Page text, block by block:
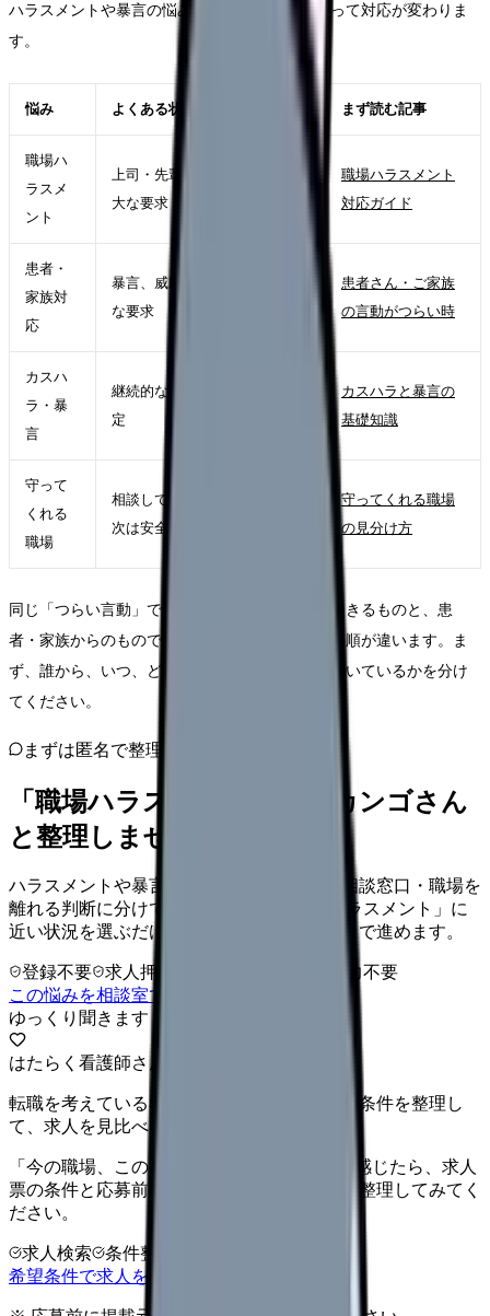
ハラスメントや暴言の悩みは、相手と場面によって対応が変わりま
す。
悩み よくある状態 まず読む記事
職場ハ
ラスメ
ント
上司・先輩の暴言、無視、過
大な要求
職場ハラスメント
対応ガイド
患者・
家族対
応
暴言、威圧的な言動、理不尽
な要求
患者さん・ご家族
の言動がつらい時
カスハ
ラ・暴
言
継続的な要求、威圧、人格否
定
カスハラと暴言の
基礎知識
守って
くれる
職場
相談しても動いてくれない、
次は安全な職場を選びたい
守ってくれる職場
の見分け方
同じ「つらい言動」でも、職場内の上下関係で起きるものと、患
者・家族からのものでは、相談先や組織の対応手順が違います。ま
ず、誰から、いつ、どんな場面で、どのくらい続いているかを分け
てください。
まずは匿名で整理
「職場ハラスメント」を、カンゴさん
と整理しませんか。
ハラスメントや暴言を、身の安全・記録・相談窓口・職場を
離れる判断に分けて整理します。 「職場ハラスメント」に
近い状況を選ぶだけで、次に確認することまで進めます。
登録不要 求人押し売りなし
病院名は入力不要
この悩みを相談室で整理する
ゆっくり聞きます
はたらく看護師さん 求人
転職を考えている看護師さんへ。まずは希望条件を整理し
て、求人を見比べられます。
「今の職場、このままでいいのかな...」そう感じたら、求人
票の条件と応募前に確認したい不安を分けて整理してみてく
ださい。
求人検索 条件整理
希望条件で求人を探す